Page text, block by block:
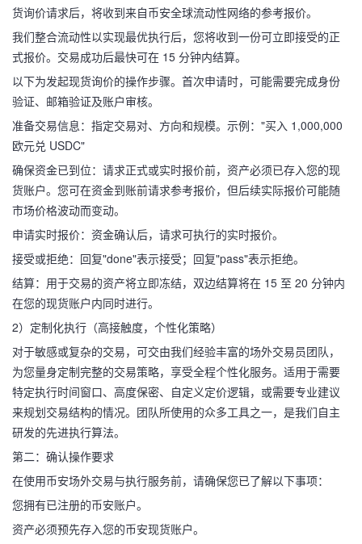
货询价请求后，将收到来自币安全球流动性网络的参考报价。
我们整合流动性以实现最优执行后，您将收到一份可立即接受的正
式报价。交易成功后最快可在 15 分钟内结算。
以下为发起现货询价的操作步骤。首次申请时，可能需要完成身份
验证、邮箱验证及账户审核。
准备交易信息：指定交易对、方向和规模。示例："买入 1,000,000
欧元兑 USDC"
确保资金已到位：请求正式或实时报价前，资产必须已存入您的现
货账户。您可在资金到账前请求参考报价，但后续实际报价可能随
市场价格波动而变动。
申请实时报价：资金确认后，请求可执行的实时报价。
接受或拒绝：回复"done"表示接受；回复"pass"表示拒绝。
结算：用于交易的资产将立即冻结，双边结算将在 15 至 20 分钟内
在您的现货账户内同时进行。
2）定制化执行（高接触度，个性化策略）
对于敏感或复杂的交易，可交由我们经验丰富的场外交易员团队，
为您量身定制完整的交易策略，享受全程个性化服务。适用于需要
特定执行时间窗口、高度保密、自定义定价逻辑，或需要专业建议
来规划交易结构的情况。团队所使用的众多工具之一，是我们自主
研发的先进执行算法。
第二：确认操作要求
在使用币安场外交易与执行服务前，请确保您已了解以下事项：
您拥有已注册的币安账户。
资产必须预先存入您的币安现货账户。